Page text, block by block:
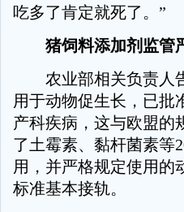
吃多了肯定就死了。”
猪饲料添加剂监管
农业部相关负责人告
用于动物促生长，已批
产科疾病，这与欧盟的
了土霉素、黏杆菌素等
用，并严格规定使用的
标准基本接轨。